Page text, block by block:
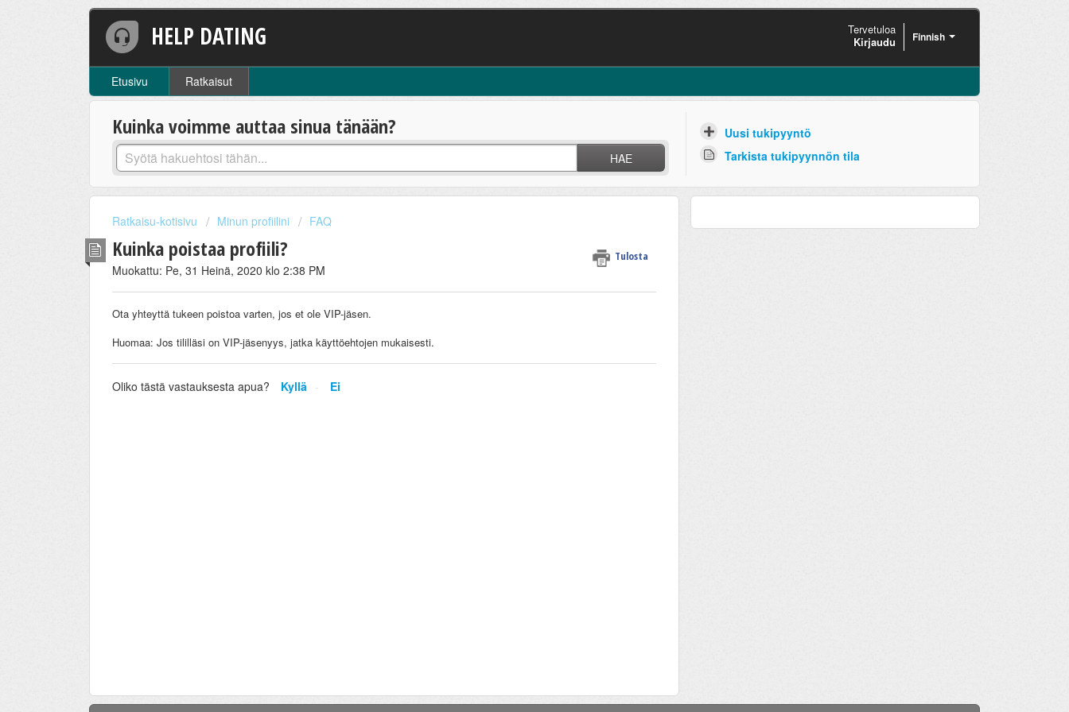
HELP DATING Finnish
Tervetuloa
Kirjaudu
Etusivu Ratkaisut
Kuinka voimme auttaa sinua tänään?
HAE
Uusi tukipyyntö
Tarkista tukipyynnön tila
Ratkaisu-kotisivu Minun profiilini FAQ
Kuinka poistaa profiili? Tulosta
Muokattu: Pe, 31 Heinä, 2020 klo 2:38 PM
Ota yhteyttä tukeen poistoa varten, jos et ole VIP-jäsen.
Huomaa: Jos tililläsi on VIP-jäsenyys, jatka käyttöehtojen mukaisesti.
Oliko tästä vastauksesta apua? Kyllä Ei